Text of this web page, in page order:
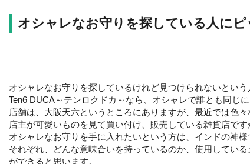
オシャレなお守りを探している人にピ
オシャレなお守りを探しているけれど見つけられないとい
Ten6 DUCA～テンロクドカ～なら、オシャレで誰とも同じ
店舗は、大阪天六というところにありますが、最近では色
店主が可愛いものを見て買い付け、販売している雑貨店で
オシャレなお守りを手に入れたいという方は、インドの神
それぞれ、どんな意味合いを持っているのか、使用してい
ができると思います。